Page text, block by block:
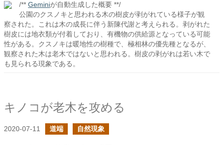
/** Geminiが自動生成した概要 **/
公園のクスノキと思われる木の樹皮が剥がれている様子が観
察された。これは木の成長に伴う新陳代謝と考えられる。剥がれた
樹皮には地衣類が付着しており、有機物の供給源となっている可能
性がある。クスノキは暖地性の樹種で、極相林の優先種となるが、
観察された木は老木ではないと思われる。樹皮の剥がれは若い木で
も見られる現象である。
キノコが老木を攻める
2020-07-11 道端 自然現象